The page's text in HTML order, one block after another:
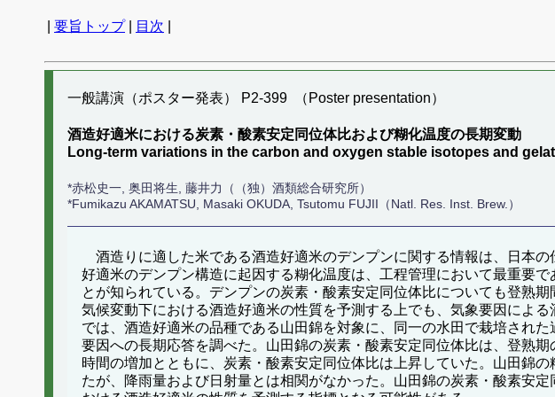
要旨トップ| 目次
一般講演（ポスター発表） P2-399 （Poster presentation）
酒造好適米における炭素・酸素安定同位体比および糊化温度の長期変動
Long-term variations in the carbon and oxygen stable isotopes and
*赤松史一, 奥田将生, 藤井力（（独）酒類総合研究所）
*Fumikazu AKAMATSU, Masaki OKUDA, Tsutomu FUJII（Natl. Res. Inst. Brew.）
酒造りに適した米である酒造好適米のデンプンに関する情報は、日本
好適米のデンプン構造に起因する糊化温度は、工程管理において最重要
とが知られている。デンプンの炭素・酸素安定同位体比についても登熟
気候変動下における酒造好適米の性質を予測する上でも、気象要因によ
では、酒造好適米の品種である山田錦を対象に、同一の水田で栽培され
要因への長期応答を調べた。山田錦の炭素・酸素安定同位体比は、登熟
時間の増加とともに、炭素・酸素安定同位体比は上昇していた。山田錦
たが、降雨量および日射量とは相関がなかった。山田錦の炭素・酸素安